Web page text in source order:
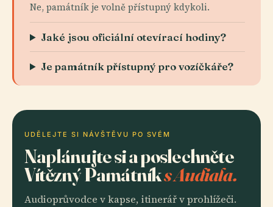
Ne, památník je volně přístupný kdykoli.
Jaké jsou oficiální otevírací hodiny?
Je památník přístupný pro vozíčkáře?
UDĚLEJTE SI NÁVŠTĚVU PO SVÉM
Naplánujte si a poslechněte
Vítězný Památníks Audiala.
Audioprůvodce v kapse, itinerář v prohlížeči.